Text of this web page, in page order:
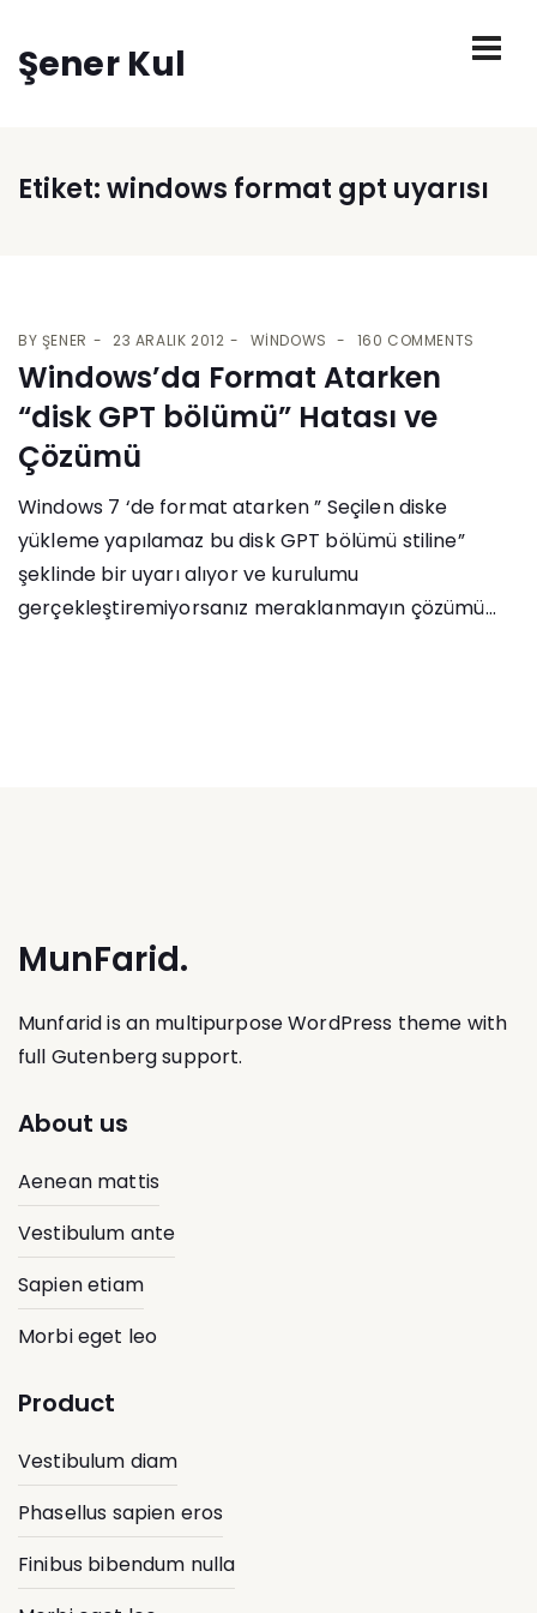
Şener Kul
Etiket:windows format gpt uyarısı
BY ŞENER 23 ARALIK 2012 WINDOWS 160 COMMENTS
Windows’da Format Atarken
“disk GPT bölümü” Hatası ve
Çözümü
Windows 7 ‘de format atarken ” Seçilen diske
yükleme yapılamaz bu disk GPT bölümü stiline”
şeklinde bir uyarı alıyor ve kurulumu
gerçekleştiremiyorsanız meraklanmayın çözümü...
MunFarid.
Munfarid is an multipurpose WordPress theme with
full Gutenberg support.
About us
Aenean mattis
Vestibulum ante
Sapien etiam
Morbi eget leo
Product
Vestibulum diam
Phasellus sapien eros
Finibus bibendum nulla